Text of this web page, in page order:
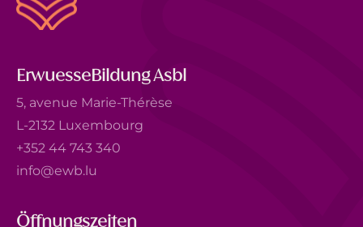
ErwuesseBildung Asbl
5, avenue Marie-Thérèse
L-2132 Luxembourg
+352 44 743 340
info@ewb.lu
Öffnungszeiten